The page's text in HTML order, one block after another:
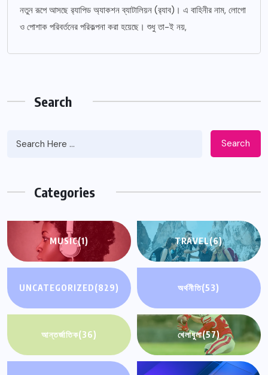
নতুন রূপে আসছে র‌্যাপিড অ্যাকশন ব্যাটালিয়ন (র‌্যাব)। এ বাহিনীর নাম, লোগো
ও পোশাক পরিবর্তনের পরিকল্পনা করা হয়েছে। শুধু তা-ই নয়,
Search
Search
Categories
MUSIC(1) TRAVEL(6)
UNCATEGORIZED(829) অর্থনীতি(53)
আন্তর্জাতিক(36) খেলাধুলা(57)